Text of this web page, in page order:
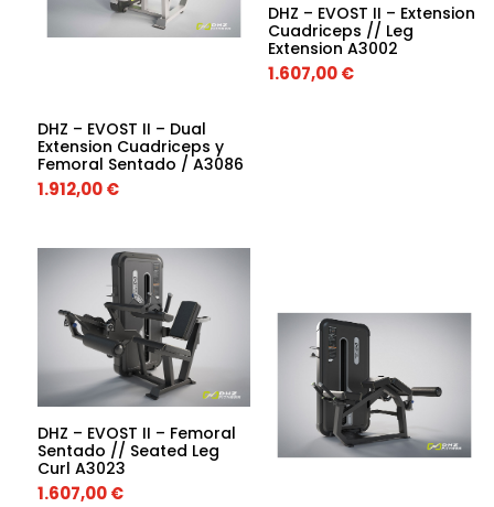
DHZ – EVOST II – Dual
Extension Cuadriceps y
Femoral Sentado / A3086
1.912,00€
DHZ – EVOST II – Extension
Cuadriceps // Leg
Extension A3002
1.607,00€
DHZ – EVOST II – Femoral
Sentado // Seated Leg
Curl A3023
1.607,00€